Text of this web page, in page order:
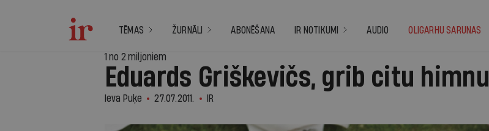
TĒMAS ŽURNĀLI ABONĒŠANA IR NOTIKUMI AUDIO OLIGARHU SARUNAS
1 no 2 miljoniem
Eduards Griškevičs, grib citu himnu
Ieva Puķe 27.07.2011. IR